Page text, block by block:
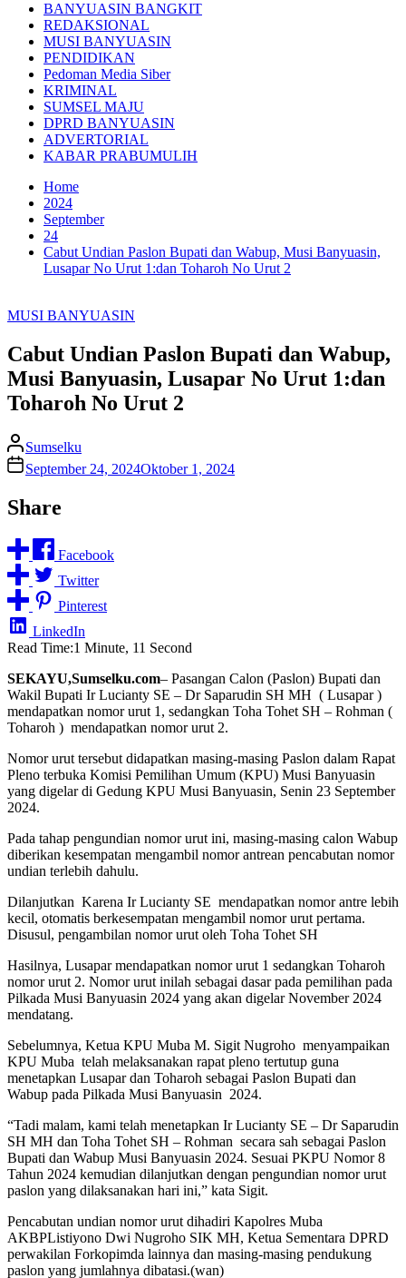
BANYUASIN BANGKIT
REDAKSIONAL
MUSI BANYUASIN
PENDIDIKAN
Pedoman Media Siber
KRIMINAL
SUMSEL MAJU
DPRD BANYUASIN
ADVERTORIAL
KABAR PRABUMULIH
Home
2024
September
24
Cabut Undian Paslon Bupati dan Wabup, Musi Banyuasin,
Lusapar No Urut 1:dan Toharoh No Urut 2
MUSI BANYUASIN
Cabut Undian Paslon Bupati dan Wabup,
Musi Banyuasin, Lusapar No Urut 1:dan
Toharoh No Urut 2
Sumselku
September 24, 2024Oktober 1, 2024
Share
Facebook
Twitter
Pinterest
LinkedIn
Read Time:1 Minute, 11 Second
SEKAYU,Sumselku.com– Pasangan Calon (Paslon) Bupati dan
Wakil Bupati Ir Lucianty SE – Dr Saparudin SH MH ( Lusapar )
mendapatkan nomor urut 1, sedangkan Toha Tohet SH – Rohman (
Toharoh ) mendapatkan nomor urut 2.
Nomor urut tersebut didapatkan masing-masing Paslon dalam Rapat
Pleno terbuka Komisi Pemilihan Umum (KPU) Musi Banyuasin
yang digelar di Gedung KPU Musi Banyuasin, Senin 23 September
2024.
Pada tahap pengundian nomor urut ini, masing-masing calon Wabup
diberikan kesempatan mengambil nomor antrean pencabutan nomor
undian terlebih dahulu.
Dilanjutkan Karena Ir Lucianty SE mendapatkan nomor antre lebih
kecil, otomatis berkesempatan mengambil nomor urut pertama.
Disusul, pengambilan nomor urut oleh Toha Tohet SH
Hasilnya, Lusapar mendapatkan nomor urut 1 sedangkan Toharoh
nomor urut 2. Nomor urut inilah sebagai dasar pada pemilihan pada
Pilkada Musi Banyuasin 2024 yang akan digelar November 2024
mendatang.
Sebelumnya, Ketua KPU Muba M. Sigit Nugroho menyampaikan
KPU Muba telah melaksanakan rapat pleno tertutup guna
menetapkan Lusapar dan Toharoh sebagai Paslon Bupati dan
Wabup pada Pilkada Musi Banyuasin 2024.
“Tadi malam, kami telah menetapkan Ir Lucianty SE – Dr Saparudin
SH MH dan Toha Tohet SH – Rohman secara sah sebagai Paslon
Bupati dan Wabup Musi Banyuasin 2024. Sesuai PKPU Nomor 8
Tahun 2024 kemudian dilanjutkan dengan pengundian nomor urut
paslon yang dilaksanakan hari ini,” kata Sigit.
Pencabutan undian nomor urut dihadiri Kapolres Muba
AKBPListiyono Dwi Nugroho SIK MH, Ketua Sementara DPRD
perwakilan Forkopimda lainnya dan masing-masing pendukung
paslon yang jumlahnya dibatasi.(wan)